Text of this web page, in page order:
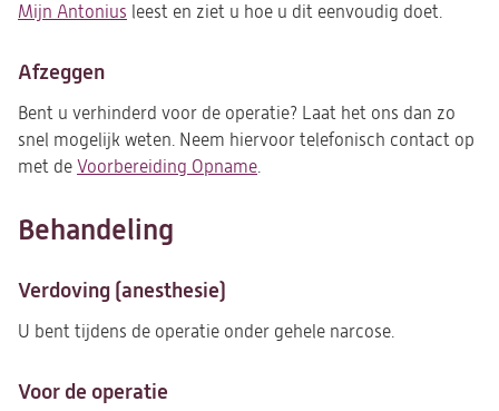
Mijn Antonius leest en ziet u hoe u dit eenvoudig doet.
Afzeggen
Bent u verhinderd voor de operatie? Laat het ons dan zo
snel mogelijk weten. Neem hiervoor telefonisch contact op
met de Voorbereiding Opname.
Behandeling
Verdoving (anesthesie)
U bent tijdens de operatie onder gehele narcose.
Voor de operatie